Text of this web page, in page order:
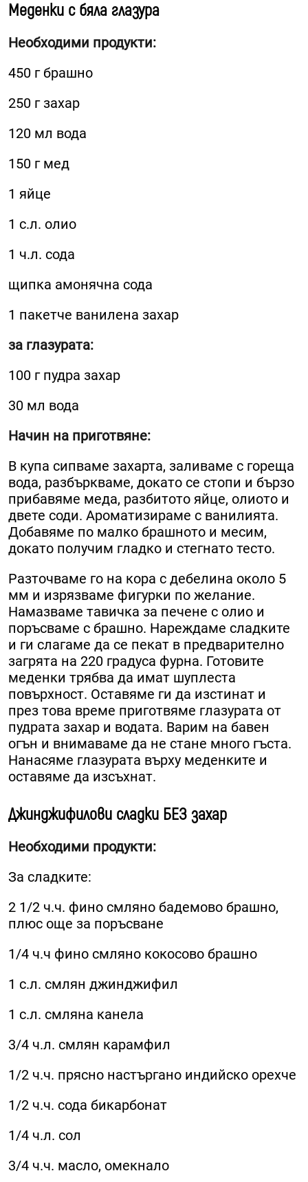
Меденки с бяла глазура
Необходими продукти:
450 г брашно
250 г захар
120 мл вода
150 г мед
1 яйце
1 с.л. олио
1 ч.л. сода
щипка амонячна сода
1 пакетче ванилена захар
за глазурата:
100 г пудра захар
30 мл вода
Начин на приготвяне:
В купа сипваме захарта, заливаме с гореща
вода, разбъркваме, докато се стопи и бързо
прибавяме меда, разбитото яйце, олиото и
двете соди. Ароматизираме с ванилията.
Добавяме по малко брашното и месим,
докато получим гладко и стегнато тесто.
Разточваме го на кора с дебелина около 5
мм и изрязваме фигурки по желание.
Намазваме тавичка за печене с олио и
поръсваме с брашно. Нареждаме сладките
и ги слагаме да се пекат в предварително
загрята на 220 градуса фурна. Готовите
меденки трябва да имат шуплеста
повърхност. Оставяме ги да изстинат и
през това време приготвяме глазурата от
пудрата захар и водата. Варим на бавен
огън и внимаваме да не стане много гъста.
Нанасяме глазурата върху меденките и
оставяме да изсъхнат.
Джинджифилови сладки БЕЗ захар
Необходими продукти:
За сладките:
2 1/2 ч.ч. фино смляно бадемово брашно,
плюс още за поръсване
1/4 ч.ч фино смляно кокосово брашно
1 с.л. смлян джинджифил
1 с.л. смляна канела
3/4 ч.л. смлян карамфил
1/2 ч.ч. прясно настъргано индийско орехче
1/2 ч.ч. сода бикарбонат
1/4 ч.л. сол
3/4 ч.ч. масло, омекнало